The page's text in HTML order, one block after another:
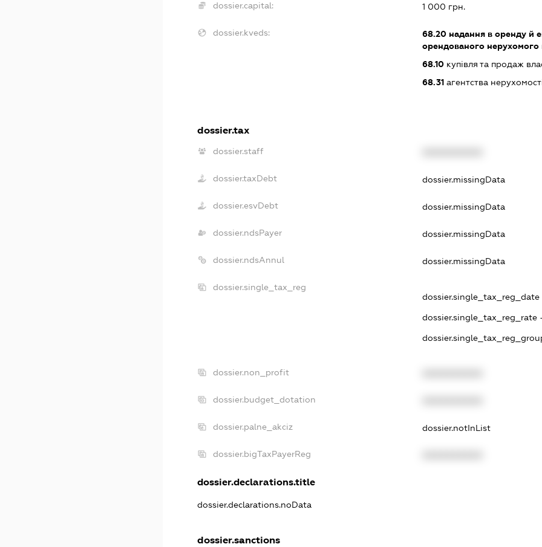
dossier.capital: 1 000 грн.
dossier.kveds: 68.20надання в оренду й
орендованого нерухомого
68.10купівля та продаж
68.31агентства
dossier.tax
dossier.staff
dossier.taxDebt dossier.missingData
dossier.esvDebt dossier.missingData
dossier.ndsPayer dossier.missingData
dossier.ndsAnnul dossier.missingData
dossier.single_tax_reg
dossier.single_tax_reg_date
dossier.single_tax_reg_rate
dossier.non_profit
dossier.budget_dotation
dossier.palne_akciz dossier.notInList
dossier.bigTaxPayerReg
dossier.declarations.title
dossier.declarations.noData
dossier.sanctions